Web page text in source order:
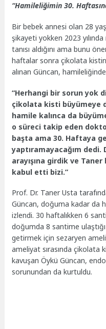
“Hamileliğimin 30.
Bir bebek annesi olan 28
şikayeti yokken 2023
tanısı aldığını ama bunu
haftalar sonra çikolata
alınan Güncan,
“Herhangi bir sorun yok
çikolata kisti büyümeye
hamile kalınca da
o süreci takip eden
başta ama 30. Haftaya
yaptıramayacağım
arayışına girdik ve
kabul etti bizi.”
Prof. Dr. Taner Usta
Güncan, doğuma kadar da
izlendi. 30 haftalıkken 6
doğumda 8 santime
getirmek için sezaryen
ameliyat sırasında çikolata
kavuşan Öykü Güncan,
sorunundan da kurtuldu.